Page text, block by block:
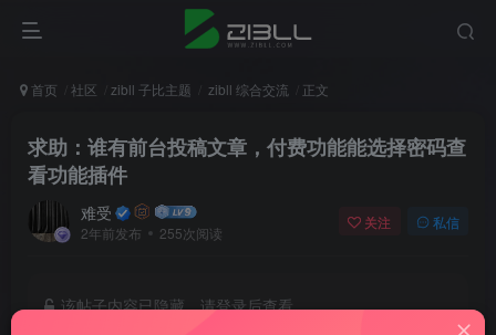
首页 社区 zibll 子比主题 zibll 综合交流 正文
求助：谁有前台投稿文章，付费功能能选择密码查
看功能插件
难受
2年前发布 255次阅读
关注 私信
该帖子内容已隐藏，请登录后查看